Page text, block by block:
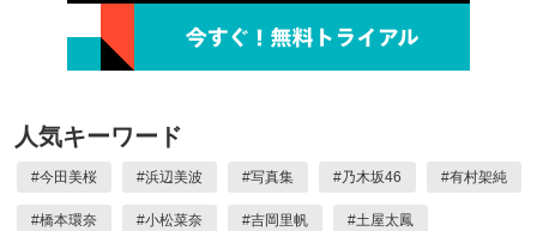
人気キーワード
#今田美桜 #浜辺美波 #写真集 #乃木坂46 #有村架純
#橋本環奈 #小松菜奈 #吉岡里帆 #土屋太鳳